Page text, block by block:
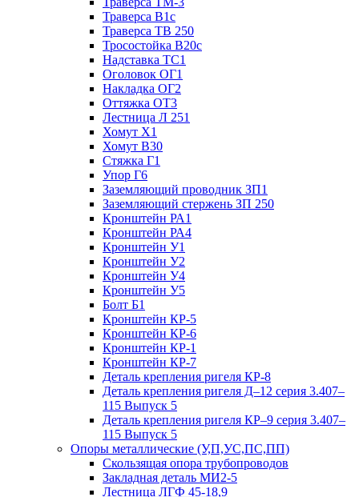
Траверса В1с
Траверса ТВ 250
Тросостойка В20с
Надставка ТС1
Оголовок ОГ1
Накладка ОГ2
Оттяжка ОТ3
Лестница Л 251
Хомут Х1
Хомут В30
Стяжка Г1
Упор Г6
Заземляющий проводник ЗП1
Заземляющий стержень ЗП 250
Кронштейн РА1
Кронштейн РА4
Кронштейн У1
Кронштейн У2
Кронштейн У4
Кронштейн У5
Болт Б1
Кронштейн КР-5
Кронштейн КР-6
Кронштейн КР-1
Кронштейн КР-7
Деталь крепления ригеля КР‑8
Деталь крепления ригеля Д–12 серия 3.407–
115 Выпуск 5
Деталь крепления ригеля КР–9 серия 3.407–
115 Выпуск 5
Опоры металлические (У,П,УС,ПС,ПП)
Скользящая опора трубопроводов
Закладная деталь МИ2-5
Лестница ЛГФ 45-18,9